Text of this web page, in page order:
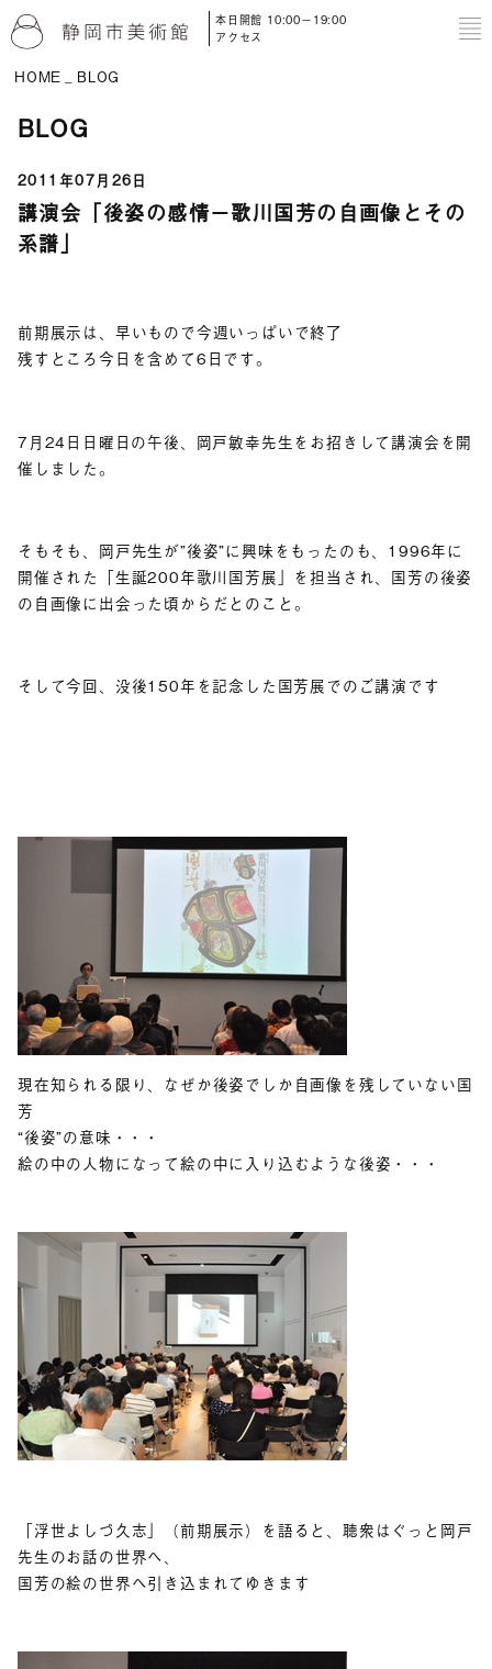
本日開館 10:00－19:00
アクセス
HOME BLOG
BLOG
2011年07月26日
講演会「後姿の感情－歌川国芳の自画像とその
系譜」
前期展示は、早いもので今週いっぱいで終了
残すところ今日を含めて6日です。
7月24日日曜日の午後、岡戸敏幸先生をお招きして講演会を開
催しました。
そもそも、岡戸先生が”後姿”に興味をもったのも、1996年に
開催された「生誕200年歌川国芳展」を担当され、国芳の後姿
の自画像に出会った頃からだとのこと。
そして今回、没後150年を記念した国芳展でのご講演です
現在知られる限り、なぜか後姿でしか自画像を残していない国
芳
“後姿”の意味・・・
絵の中の人物になって絵の中に入り込むような後姿・・・
「浮世よしづ久志」（前期展示）を語ると、聴衆はぐっと岡戸
先生のお話の世界へ、
国芳の絵の世界へ引き込まれてゆきます